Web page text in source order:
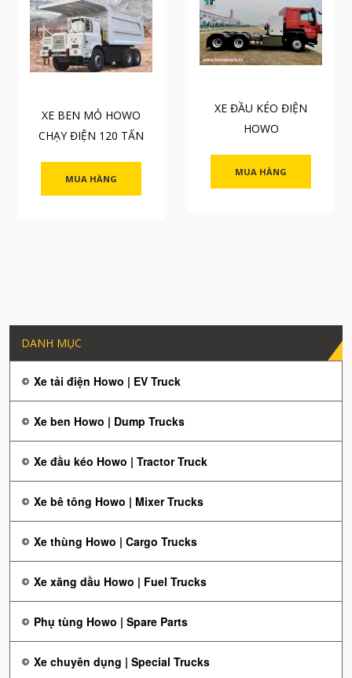
XE BEN MỎ HOWO
CHẠY ĐIỆN 120 TẤN
MUA HÀNG
XE ĐẦU KÉO ĐIỆN
HOWO
MUA HÀNG
DANH MỤC
Xe tải điện Howo | EV Truck
Xe ben Howo | Dump Trucks
Xe đầu kéo Howo | Tractor Truck
Xe bê tông Howo | Mixer Trucks
Xe thùng Howo | Cargo Trucks
Xe xăng dầu Howo | Fuel Trucks
Phụ tùng Howo | Spare Parts
Xe chuyên dụng | Special Trucks